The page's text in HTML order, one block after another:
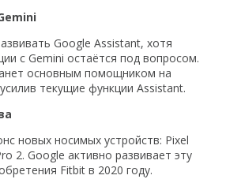
Google Assistant, хотя
с Gemini остаётся под вопросом.
основным помощником на
текущие функции Assistant.
новых носимых устройств: Pixel
2. Google активно развивает эту
Fitbit в 2020 году.